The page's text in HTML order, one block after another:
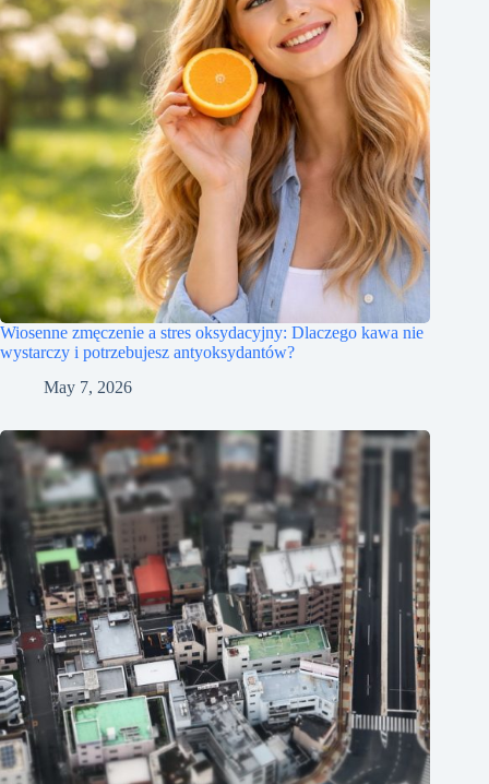
Wiosenne zmęczenie a stres oksydacyjny: Dlaczego kawa nie
wystarczy i potrzebujesz antyoksydantów?
May 7, 2026